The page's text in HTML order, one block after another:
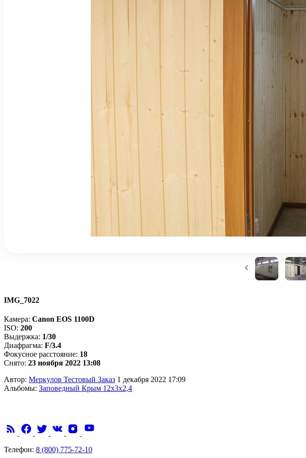
IMG_7022
Камера: Canon EOS 1100D
ISO: 200
Выдержка: 1/30
Диафрагма: F/3.4
Фокусное расстояние: 18
Снято: 23 ноября 2022 13:08
Автор: Меркулов Тестовый Заказ 1 декабря 2022 17:09
Альбомы: Заповедный Крым 12х3х2,4
Телефон: 8 (800) 775-72-10